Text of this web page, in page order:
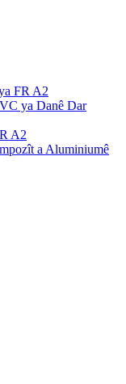
FR A2
ya Danê Dar
A2
a Aluminiumê